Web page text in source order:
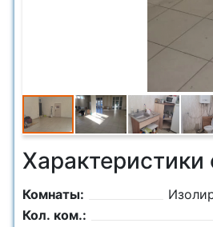
Характеристики
Комнаты:
Кол. ком.: